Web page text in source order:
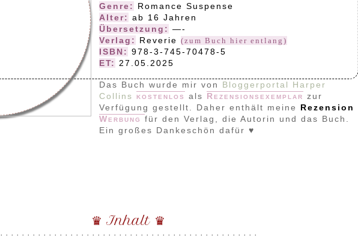
Genre:
Romance Suspense
Alter: ab 16 Jahren
Übersetzung: —-
Verlag:
Reverie (zum Buch hier entlang)
ISBN: 978-3-745-70478-5
ET:
27.05.2025
Das Buch wurde mir von Bloggerportal Harper
Collins kostenlos als Rezensionsexemplar zur
Verfügung gestellt. Daher enthält meine Rezension
Werbung für den Verlag, die Autorin und das Buch.
Ein großes Dankeschön dafür ♥
♛ Inhalt ♛
· · · · · · · · · · · · · · · · · · · · · · · · · · · · · · · · · · · · · · · · · · · · · · · ·